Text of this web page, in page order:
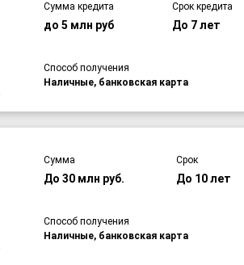
Сумма кредита
до 5 млн руб
Срок кредита
До 7 лет
Способ получения
Наличные, банковская карта
Сумма
До 30 млн руб.
Срок
До 10 лет
Способ получения
Наличные, банковская карта